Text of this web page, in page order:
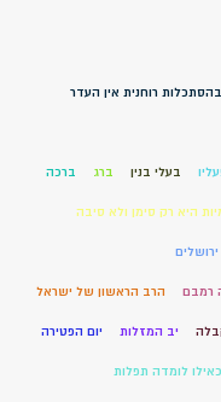
בהסתכלות רוחנית אין העדר
בעלי בנין ברג ברכה
היא רק סימן ולא סיבה
רמבם הרב הראשון של ישראל
יב המזלות יום הפטירה
לומדה תפלות